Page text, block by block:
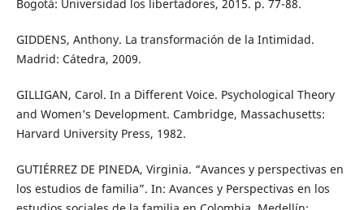
Bogotá: Universidad los libertadores, 2015. p. 77-88.
GIDDENS, Anthony. La transformación de la Intimidad.
Madrid: Cátedra, 2009.
GILLIGAN, Carol. In a Different Voice. Psychological Theory
and Women’s Development. Cambridge, Massachusetts:
Harvard University Press, 1982.
GUTIÉRREZ DE PINEDA, Virginia. “Avances y perspectivas en
los estudios de familia”. In: Avances y Perspectivas en los